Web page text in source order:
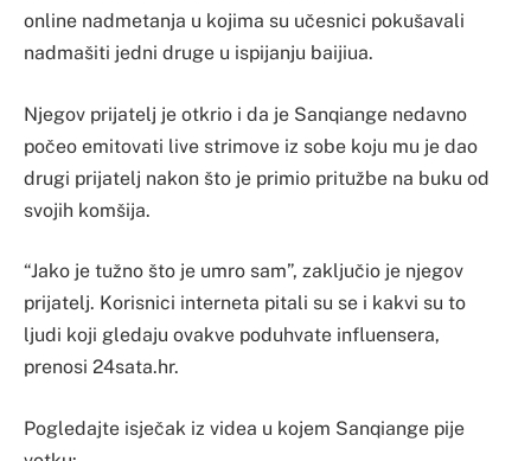
online nadmetanja u kojima su učesnici pokušavali
nadmašiti jedni druge u ispijanju baijiua.
Njegov prijatelj je otkrio i da je Sanqiange nedavno
počeo emitovati live strimove iz sobe koju mu je dao
drugi prijatelj nakon što je primio pritužbe na buku od
svojih komšija.
“Jako je tužno što je umro sam”, zaključio je njegov
prijatelj. Korisnici interneta pitali su se i kakvi su to
ljudi koji gledaju ovakve poduhvate influensera,
prenosi 24sata.hr.
Pogledajte isječak iz videa u kojem Sanqiange pije